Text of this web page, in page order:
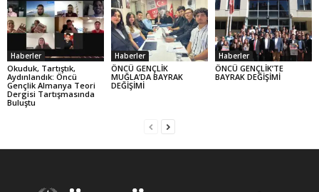
Haberler
Okuduk, Tartıştık,
Aydınlandık: Öncü
Gençlik Almanya Teori
Dergisi Tartışmasında
Buluştu
Haberler
ÖNCÜ GENÇLİK
MUĞLA’DA BAYRAK
DEĞİŞİMİ
Haberler
ÖNCÜ GENÇLİK’TE
BAYRAK DEĞİŞİMİ